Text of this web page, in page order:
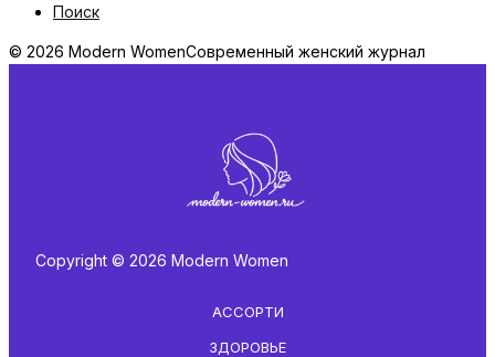
Поиск
© 2026 Modern WomenСовременный женский журнал
Copyright © 2026 Modern Women
АССОРТИ
ЗДОРОВЬЕ